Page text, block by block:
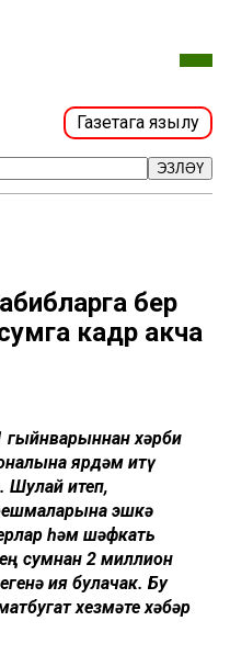
Газетага язылу
ЭЗЛӘҮ
бер
кадәр акча
гыйнварыннан хәрби
ярдәм итү
Шулай итеп,
эшкә
һәм шәфкать
сумнан 2 миллион
ия булачак. Бу
хезмәте хәбәр